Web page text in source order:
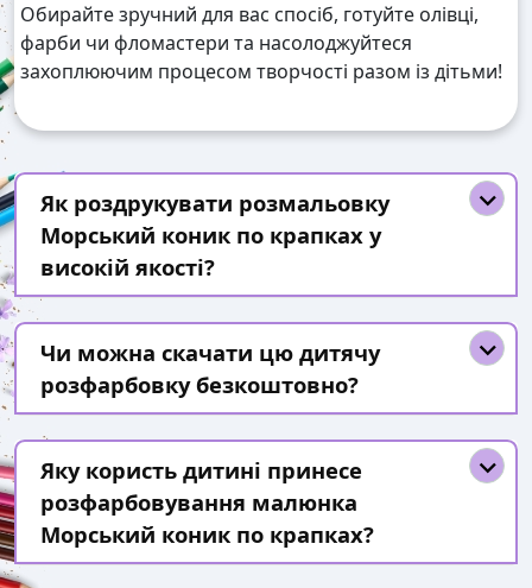
Обирайте зручний для вас спосіб, готуйте олівці,
фарби чи фломастери та насолоджуйтеся
захоплюючим процесом творчості разом із дітьми!
Як роздрукувати розмальовку
Морський коник по крапках у
високій якості?
Чи можна скачати цю дитячу
розфарбовку безкоштовно?
Яку користь дитині принесе
розфарбовування малюнка
Морський коник по крапках?